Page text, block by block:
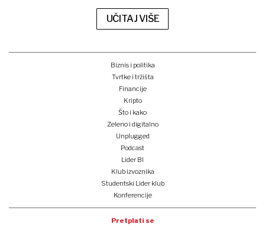
UČITAJ VIŠE
Biznis i politika
Tvrtke i tržišta
Financije
Kripto
Što i kako
Zeleno i digitalno
Unplugged
Podcast
Lider BI
Klub izvoznika
Studentski Lider klub
Konferencije
Pretplati se